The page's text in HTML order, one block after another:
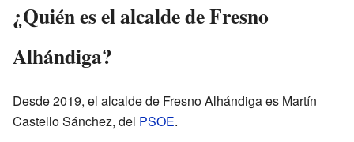
¿Quién es el alcalde de Fresno
Alhándiga?
Desde 2019, el alcalde de Fresno Alhándiga es Martín
Castello Sánchez, del PSOE.